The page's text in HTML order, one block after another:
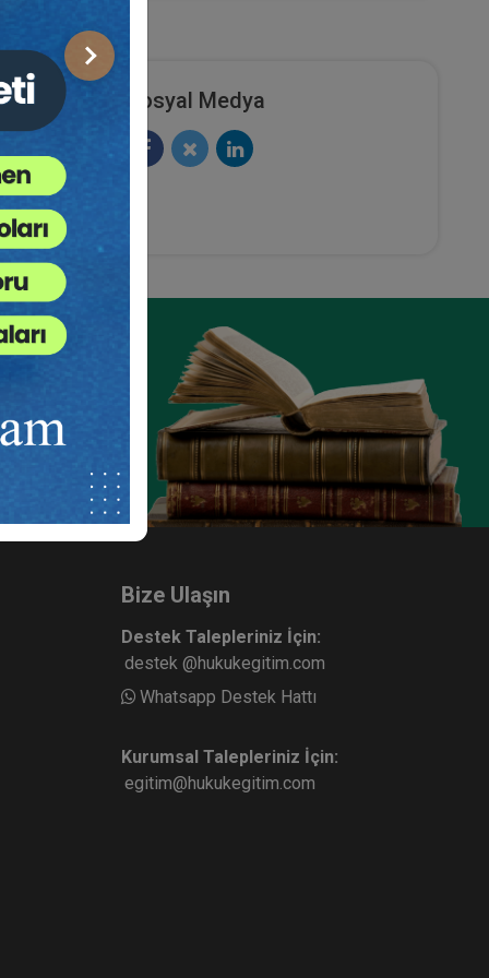
Sonraki
Sosyal Medya
Bize Ulaşın
Destek Talepleriniz İçin:
destek @hukukegitim.com
Whatsapp Destek Hattı
Kurumsal Talepleriniz İçin:
egitim@hukukegitim.com